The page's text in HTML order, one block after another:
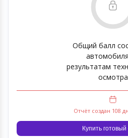
Общий балл
результатам
осмотра
Отчёт создан 108
Купить готовый